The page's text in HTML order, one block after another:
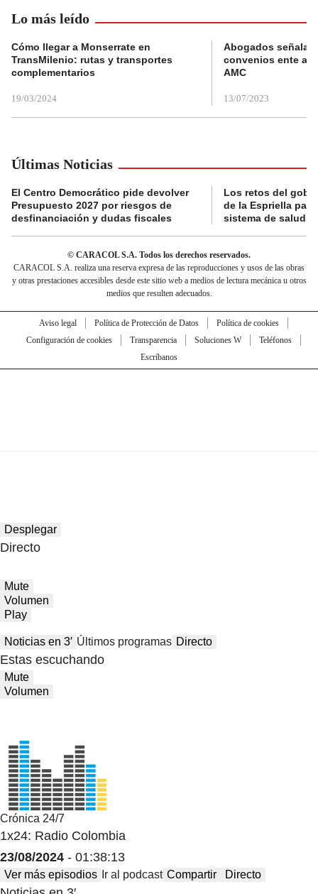
Lo más leído
Cómo llegar a Monserrate en
TransMilenio: rutas y transportes
complementarios
19/03/2024
Abogados
convenios ente
AMC
13/07/2023
Últimas Noticias
El Centro Democrático pide devolver
Presupuesto 2027 por riesgos de
desfinanciación y dudas fiscales
Los retos del
de la Espriella
sistema de salud
© CARACOL S.A. Todos los derechos reservados.
CARACOL S.A. realiza una reserva expresa de las reproducciones y usos de las obras
y otras prestaciones accesibles desde este sitio web a medios de lectura mecánica u otros
medios que resulten adecuados.
Aviso legal Política de Protección de Datos
Política de cookies
Configuración de cookies
Transparencia Soluciones W
Teléfonos
Escríbanos
Desplegar
Directo
Mute
Volumen
Play
Noticias en 3′ Últimos programas Directo
Estas escuchando
Mute
Volumen
Crónica 24/7
1x24: Radio Colombia
23/08/2024 - 01:38:13
Ver más episodios Ir al podcast Compartir Directo